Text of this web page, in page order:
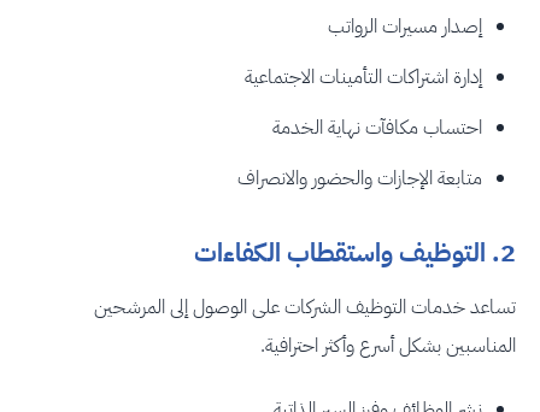
إصدار مسيرات الرواتب
إدارة اشتراكات التأمينات الاجتماعية
احتساب مكافآت نهاية الخدمة
متابعة الإجازات والحضور والانصراف
2. التوظيف واستقطاب الكفاءات
تساعد خدمات التوظيف الشركات على الوصول إلى المرشحين
المناسبين بشكل أسرع وأكثر احترافية.